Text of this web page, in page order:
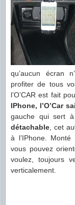
qu’aucun écran
profiter de tous
l’O’CAR est fait
IPhone, l’O’Car
gauche qui sert
détachable , cet
à l’IPhone.
vous pouvez
voulez, toujours
verticalement.